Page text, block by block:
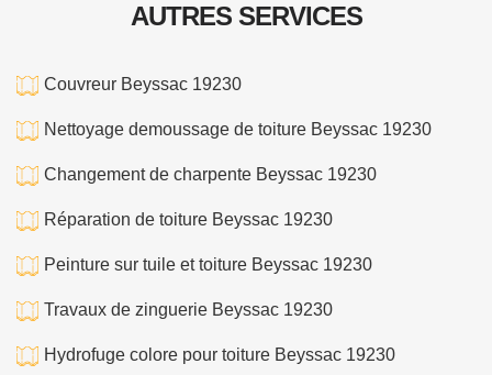
AUTRES SERVICES
Couvreur Beyssac 19230
Nettoyage demoussage de toiture Beyssac 19230
Changement de charpente Beyssac 19230
Réparation de toiture Beyssac 19230
Peinture sur tuile et toiture Beyssac 19230
Travaux de zinguerie Beyssac 19230
Hydrofuge colore pour toiture Beyssac 19230